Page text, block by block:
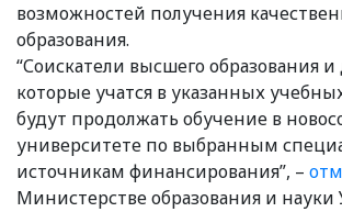
возможностей получения
образования.
“Соискатели высшего образования
которые учатся в указанных
будут продолжать обучение в
университете по выбранным
источникам финансирования”, –
Министерстве образования и